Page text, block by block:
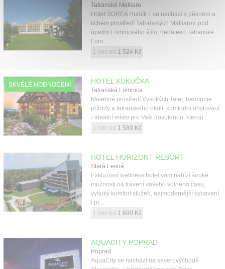
Tatranské Matliare
Hotel SOREA Hutník I. se nachází v pěkném a
tichém prostředí Tatranských Matliarov, pod
úpatím Lomnického štítu, nedaleko Tatranské
Lom...
1 noc od 1 524 Kč
SKVĚLÉ HODNOCENÍ HOTEL KUKUČKA
Tatranská Lomnica
Malebné prostředí Vysokých Tater, harmonie
přírody a tatranského okolí, komfortní ubytování
- ideální místo pro Vaši dovolenou, kterou ...
1 noc od 1 580 Kč
HOTEL HORIZONT RESORT
Stará Lesná
Exkluzívní wellness hotel vám nabízí široké
možnosti na trávení vašeho volného času,
vysoký komfort služeb, nejmodernější vybavení
i pr...
1 noc od 1 690 Kč
AQUACITY POPRAD
Poprad
AquaCity se nachází na severovýchodě